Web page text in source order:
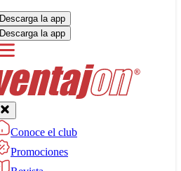
Descarga la app
Descarga la app
Conoce el club
Promociones